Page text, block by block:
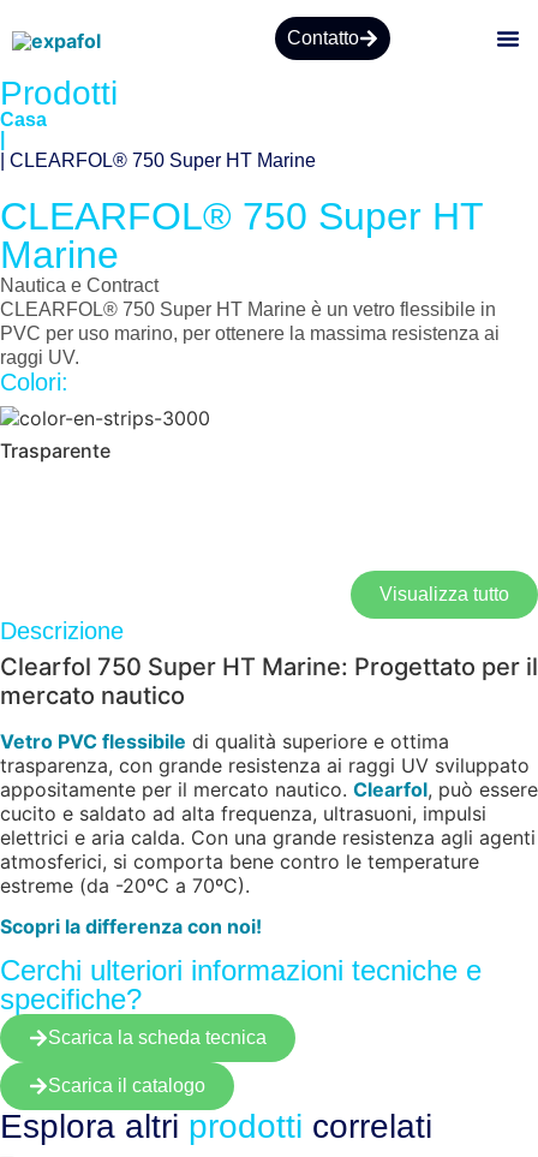
Contatto
Prodotti
Casa
| CLEARFOL® 750 Super HT Marine
CLEARFOL® 750 Super HT
Marine
Nautica e Contract
CLEARFOL® 750 Super HT Marine è un vetro flessibile in
PVC per uso marino, per ottenere la massima resistenza ai
raggi UV.
Colori:
Trasparente
Visualizza tutto
Descrizione
Clearfol 750 Super HT Marine: Progettato per il
mercato nautico
Vetro PVC flessibile di qualità superiore e ottima
trasparenza, con grande resistenza ai raggi UV sviluppato
appositamente per il mercato nautico. Clearfol, può essere
cucito e saldato ad alta frequenza, ultrasuoni, impulsi
elettrici e aria calda. Con una grande resistenza agli agenti
atmosferici, si comporta bene contro le temperature
estreme (da -20ºC a 70ºC).
Scopri la differenza con noi!
Cerchi ulteriori informazioni tecniche e
specifiche?
Scarica la scheda tecnica
Scarica il catalogo
Esplora altri prodotti correlati